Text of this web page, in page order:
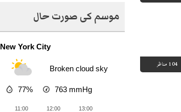
104 مناظر
موسم کی صورت حال
New York City
Broken cloud sky
77% 763 mmHg
11:00 12:00 13:00